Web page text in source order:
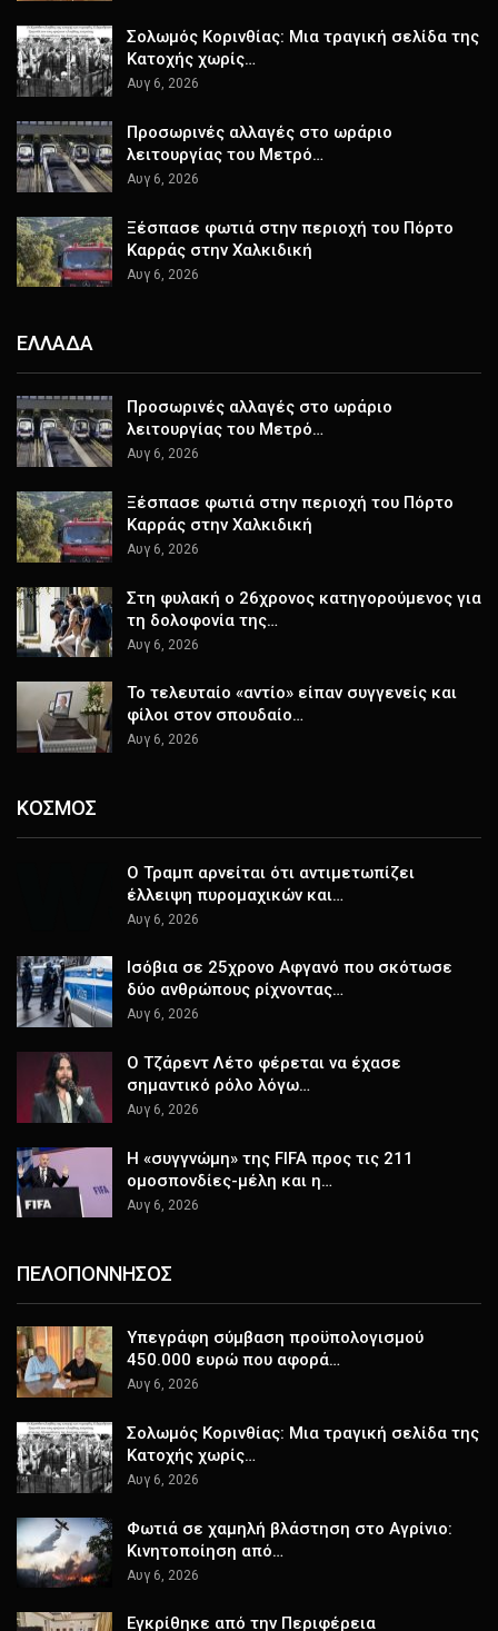
Σολωμός Κορινθίας: Μια τραγική σελίδα της
Κατοχής χωρίς…
Αυγ 6, 2026
Προσωρινές αλλαγές στο ωράριο
λειτουργίας του Μετρό…
Αυγ 6, 2026
Ξέσπασε φωτιά στην περιοχή του Πόρτο
Καρράς στην Χαλκιδική
Αυγ 6, 2026
ΕΛΛΑΔΑ
Προσωρινές αλλαγές στο ωράριο
λειτουργίας του Μετρό…
Αυγ 6, 2026
Ξέσπασε φωτιά στην περιοχή του Πόρτο
Καρράς στην Χαλκιδική
Αυγ 6, 2026
Στη φυλακή ο 26χρονος κατηγορούμενος για
τη δολοφονία της…
Αυγ 6, 2026
Το τελευταίο «αντίο» είπαν συγγενείς και
φίλοι στον σπουδαίο…
Αυγ 6, 2026
ΚΟΣΜΟΣ
Ο Τραμπ αρνείται ότι αντιμετωπίζει
έλλειψη πυρομαχικών και…
Αυγ 6, 2026
Ισόβια σε 25χρονο Αφγανό που σκότωσε
δύο ανθρώπους ρίχνοντας…
Αυγ 6, 2026
Ο Τζάρεντ Λέτο φέρεται να έχασε
σημαντικό ρόλο λόγω…
Αυγ 6, 2026
Η «συγγνώμη» της FIFA προς τις 211
ομοσπονδίες-μέλη και η…
Αυγ 6, 2026
ΠΕΛΟΠΟΝΝΗΣΟΣ
Υπεγράφη σύμβαση προϋπολογισμού
450.000 ευρώ που αφορά…
Αυγ 6, 2026
Σολωμός Κορινθίας: Μια τραγική σελίδα της
Κατοχής χωρίς…
Αυγ 6, 2026
Φωτιά σε χαμηλή βλάστηση στο Αγρίνιο:
Κινητοποίηση από…
Αυγ 6, 2026
Εγκρίθηκε από την Περιφέρεια